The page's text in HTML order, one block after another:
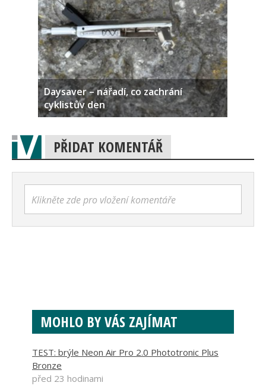
Daysaver – nářadí, co zachrání
cyklistův den
PŘIDAT KOMENTÁŘ
Klikněte zde pro vložení komentáře
MOHLO BY VÁS ZAJÍMAT
TEST: brýle Neon Air Pro 2.0 Phototronic Plus
Bronze
před 23 hodinami